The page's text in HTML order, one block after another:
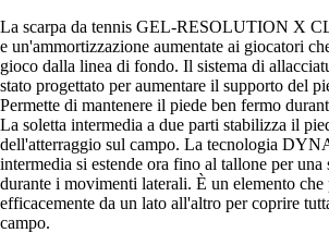
La scarpa da tennis GEL-RESOLUTION X
e un'ammortizzazione aumentate ai giocatori
gioco dalla linea di fondo. Il sistema di
stato progettato per aumentare il supporto del
Permette di mantenere il piede ben fermo
La soletta intermedia a due parti stabilizza il
dell'atterraggio sul campo. La tecnologia
intermedia si estende ora fino al tallone per una
durante i movimenti laterali. È un elemento che
efficacemente da un lato all'altro per coprire
campo.